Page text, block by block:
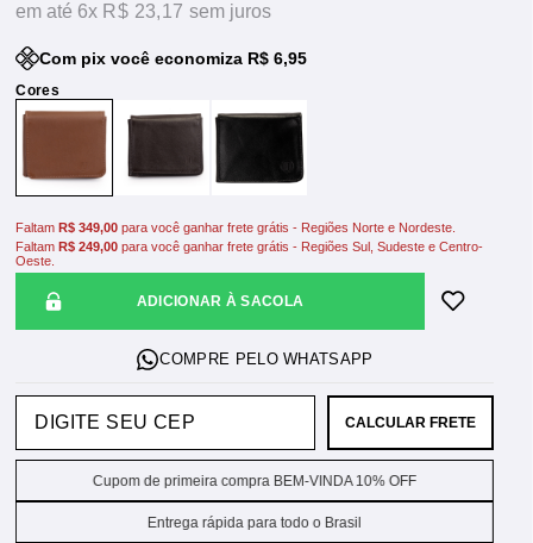
6x R$ 23,17sem juros
Com pix você economiza R$ 6,95
ADICIONAR À SACOLA
FaltamR$ 349,00 para você ganhar frete grátis - Regiões Norte e Nordeste.
FaltamR$ 249,00 para você ganhar frete grátis - Regiões Sul, Sudeste e Centro-
Oeste.
CALCULAR FRETE
Cupom de primeira compra BEM-VINDA 10% OFF
Entrega rápida para todo o Brasil